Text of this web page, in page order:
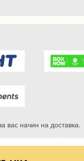
вас начин на доставка.